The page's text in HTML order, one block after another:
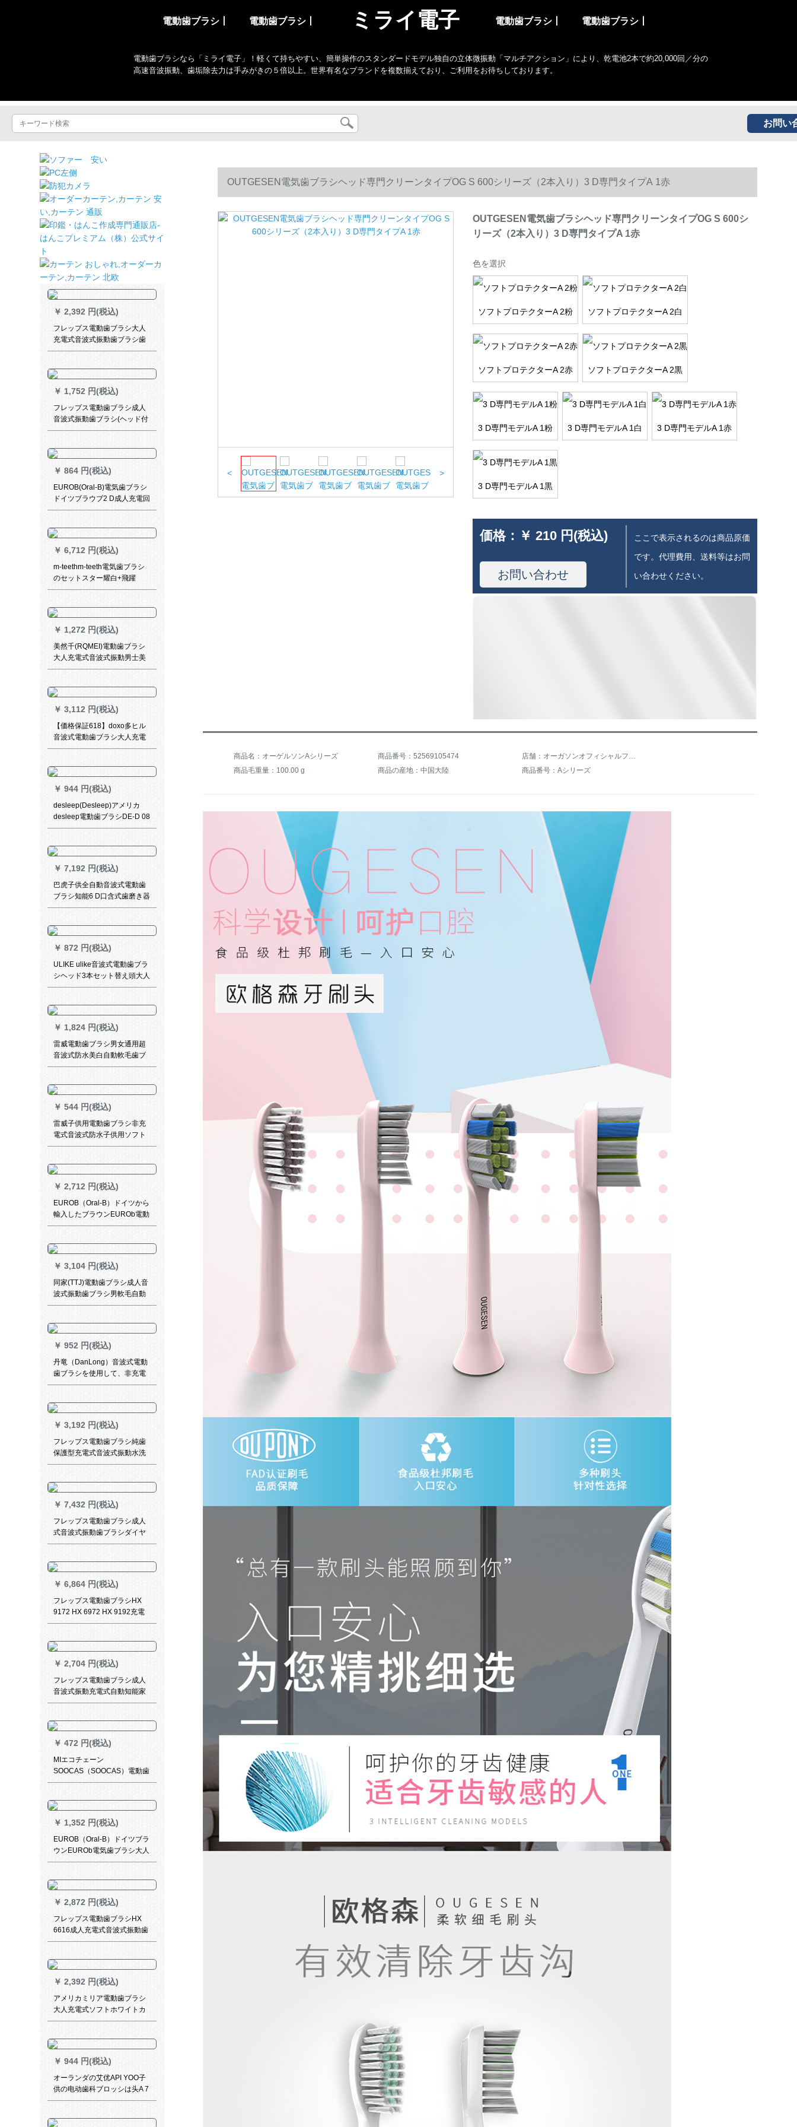
電動歯ブラシ丨 電動歯ブラシ丨 ミライ電子 電動歯ブラシ丨 電動歯ブラシ丨
電動歯ブラシなら「ミライ電子」！軽くて持ちやすい、簡単操作のスタンダードモデル独自の立体微振動「マルチアクション」により、乾電池2本で約20,000回／分の
高速音波振動、歯垢除去力は手みがきの５倍以上。世界有名なブランドを複数揃えており、ご利用をお待ちしております。
お問い
￥ 2,392 円(税込)
フレップス電動歯ブラシ大人
充電式音波式振動歯ブラシ歯
の汚れを除去します。31000/
￥ 1,752 円(税込)
フレップス電動歯ブラシ成人
音波式振動歯ブラシ(ヘッド付
*2)インテリジェントホワイト
3226/41歯肉加護タイプ桜粉
￥ 864 円(税込)
EUROB(Oral-B)電気歯ブラシ
ドイツブラウブ2 D成人充電回
転式歯ブラシクリアアップグ
￥ 6,712 円(税込)
m-teethm-teeth電気歯ブラシ
のセットスター耀白+飛躍
￥ 1,272 円(税込)
美然千(RQMEI)電動歯ブラシ
大人充電式音波式振動男士美
白歯ブラシ自動軟毛カップル
￥ 3,112 円(税込)
【価格保証618】doxo多ヒル
音波式電動歯ブラシ大人充電
式振動歯ブラシ柔らかい毛カ
カップルセット
￥ 944 円(税込)
desleep(Desleep)アメリカ
desleep電動歯ブラシDE-D 08
超音波式振動歯ブラシサクラ
￥ 7,192 円(税込)
巴虎子供全自動音波式電動歯
ブラシ知能6 D口含式歯磨き器
怠け者歯ブラシ震えネット赤
6歳)
￥ 872 円(税込)
ULIKE ulike音波式電動歯ブラ
シヘッド3本セット替え頭大人
用ソフト毛歯ブラシヘッド白
￥ 1,824 円(税込)
雷威電動歯ブラシ男女通用超
音波式防水美白自動軟毛歯ブ
ラシ充電インテリジェント家
￥ 544 円(税込)
雷威子供用電動歯ブラシ非充
電式音波式防水子供用ソフト
歯ブラシ3-6-12歳RL-314電池
のブラシ)
￥ 2,712 円(税込)
EUROB（Oral-B）ドイツから
輸入したブラウンEUROb電動
歯ブラシ大人3 D充電式回転歯
￥ 3,104 円(税込)
同家(TTJ)電動歯ブラシ成人音
波式振動歯ブラシ男軟毛自動
歯ブラシ女充電式電動歯ブラ
金配TT 903
￥ 952 円(税込)
丹竜（DanLong）音波式電動
歯ブラシを使用して、非充電
式スマート防水カップル歯ブ
￥ 3,192 円(税込)
フレップス電動歯ブラシ純歯
保護型充電式音波式振動水洗
い自動歯ブラシHX 6809/02
￥ 7,432 円(税込)
フレップス電動歯ブラシ成人
式音波式振動歯ブラシダイヤ
モンド・明るい白タイプの5つ
力的なブラックダイヤモンド
￥ 6,864 円(税込)
フレップス電動歯ブラシHX
9172 HX 6972 HX 9192充電
音式振動歯ブラシスマート記
￥ 2,704 円(税込)
フレップス電動歯ブラシ成人
音波式振動充電式自動知能家
庭用の2分間スマートタイム全
トグリーン+水色
￥ 472 円(税込)
MIエコチェーン
SOOCAS（SOOCAS）電動歯
ブラシヘッドデュポン軟毛子
ロー
￥ 1,352 円(税込)
EUROB（Oral-B）ドイツブラ
ウンEUROb電気歯ブラシ大人
2 D音波式家庭用充電式防水回
プ（3ブラシ付）
￥ 2,872 円(税込)
フレップス電動歯ブラシHX
6616成人充電式音波式振動歯
ブラシHX 6730アップグレー
ェントホワイト（ブラシ*2+歯
6616/50
￥ 2,392 円(税込)
アメリカミリア電動歯ブラシ
大人充電式ソフトホワイトカ
ップル歯ブラシ音波振動自動
￥ 944 円(税込)
オーランダの艾优API YOO子
供の电动歯科ブロッシは头A 7
をここにします。最初の3冊は
OUTGESEN電気歯ブラシヘッド専門クリーンタイプOG S 600シリーズ（2本入り）3 D専門タイプA 1赤
< >
OUTGESEN電気歯ブラシヘッド専門クリーンタイプOG S 600シ
リーズ（2本入り）3 D専門タイプA 1赤
色を選択
ソフトプロテクターA 2粉 ソフトプロテクターA 2白
ソフトプロテクターA 2赤 ソフトプロテクターA 2黒
3 D専門モデルA 1粉 3 D専門モデルA 1白 3 D専門モデルA 1赤
3 D専門モデルA 1黒
価格： ￥ 210 円(税込)
お問い合わせ
ここで表示されるのは商品原価
です。代理費用、送料等はお問
い合わせください。
商品名：オーゲルソンAシリーズ 商品番号：52569105474
店舗：オーガソンオフィシャルフラッグシップショップ
商品毛重量：100.00 g
商品の産地：中国大陸 商品番号：Aシリーズ